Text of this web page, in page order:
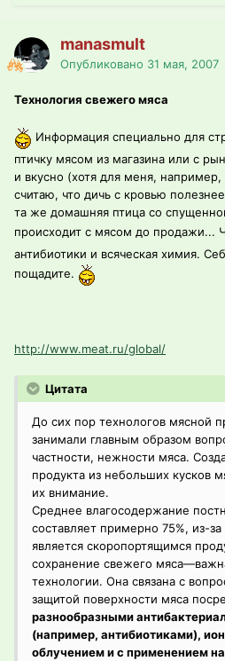
manasmult
Опубликовано 31 мая, 2007
Технология свежего мяса
Информация специально для
птичку мясом из магазина или с
и вкусно (хотя для меня,
считаю, что дичь с кровью
та же домашняя птица со
происходит с мясом до продажи...
антибиотики и всяческая химия.
пощадите.
http://www.meat.ru/global/
Цитата
До сих пор технологов мясной
занимали главным образом
частности, нежности мяса.
продукта из небольших кусков
их внимание.
Среднее влагосодержание
составляет примерно 75%, из-
является скоропортящимся
сохранение свежего
технологии. Она связана с
защитой поверхности мяса
разнообразными
(например, антибиотиками),
облучением и с применением